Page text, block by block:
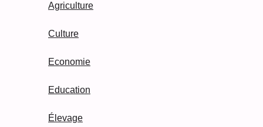
Agriculture
Culture
Economie
Education
Élevage